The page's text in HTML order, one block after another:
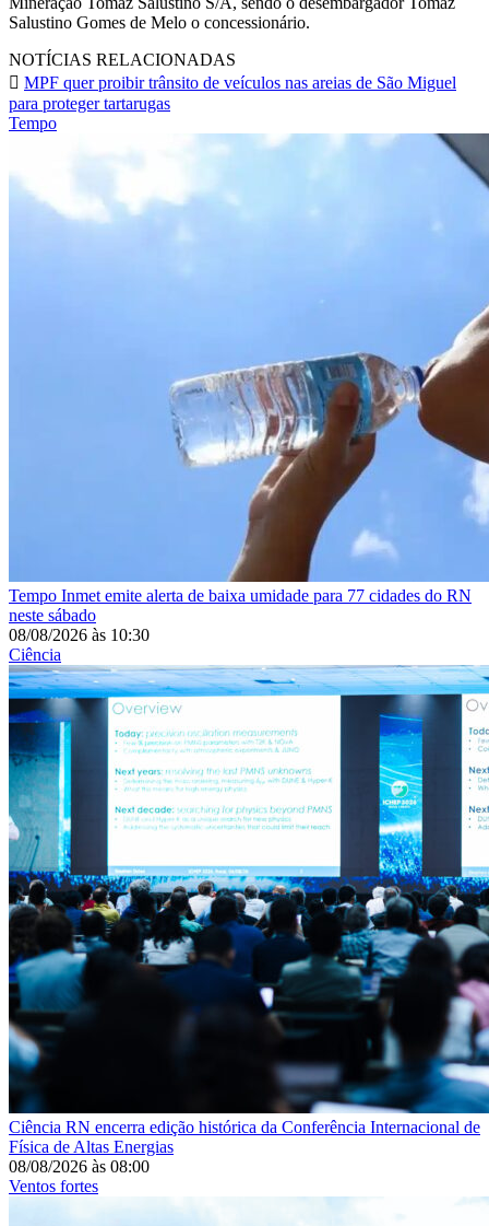
Salustino Gomes de Melo o concessionário.
NOTÍCIAS RELACIONADAS
MPF quer proibir trânsito de veículos nas areias de São Miguel
para proteger tartarugas
Tempo
Tempo Inmet emite alerta de baixa umidade para 77 cidades do RN
neste sábado
08/08/2026 às 10:30
Ciência
Ciência RN encerra edição histórica da Conferência Internacional de
Física de Altas Energias
08/08/2026 às 08:00
Ventos fortes